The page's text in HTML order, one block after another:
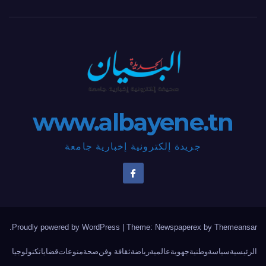
www.albayene.tn
جريدة إلكترونية إخبارية جامعة
Proudly powered by WordPress Theme: Newspaperex by Themeansar
.
الرئيسيةسياسةوطنيةجهويةعالميةرياضةثقافة وفنصحةمنوعاتقضاياتكنولوجيا